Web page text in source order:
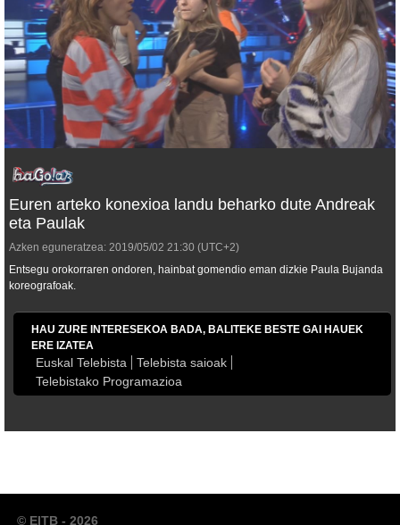
Euren arteko konexioa landu beharko dute Andreak
eta Paulak
Azken eguneratzea: 2019/05/02 21:30 (UTC+2)
Entsegu orokorraren ondoren, hainbat gomendio eman dizkie Paula Bujanda
koreografoak.
HAU ZURE INTERESEKOA BADA, BALITEKE BESTE GAI HAUEK
ERE IZATEA
Euskal Telebista
Telebista saioak
Telebistako Programazioa
© EITB - 2026